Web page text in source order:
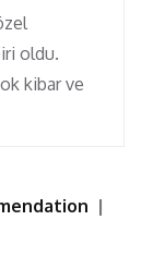
oldu.
kibar ve